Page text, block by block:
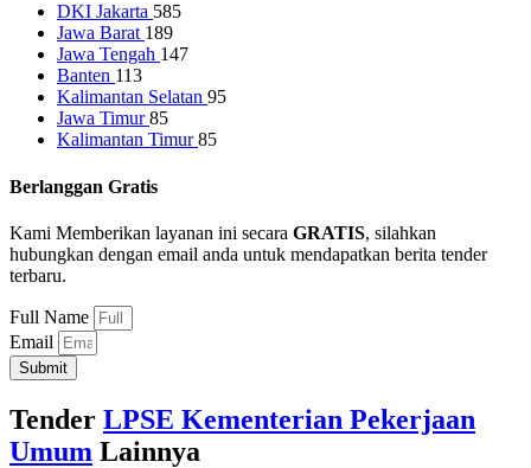
DKI Jakarta 585
Jawa Barat 189
Jawa Tengah 147
Banten 113
Kalimantan Selatan 95
Jawa Timur85
Kalimantan Timur85
Berlanggan Gratis
Kami Memberikan layanan ini secara GRATIS, silahkan
hubungkan dengan email anda untuk mendapatkan berita tender
terbaru.
Full Name
Email
Submit
Tender LPSE Kementerian Pekerjaan
Umum Lainnya